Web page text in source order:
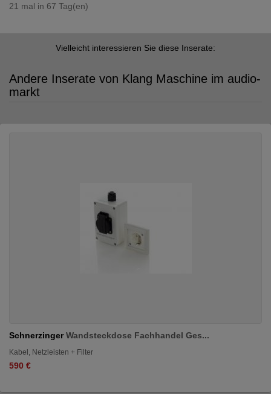
21 mal in 67 Tag(en)
Vielleicht interessieren Sie diese Inserate:
Andere Inserate von Klang Maschine im audio-
markt
SchnerzingerWandsteckdose Fachhandel Ges...
Kabel, Netzleisten + Filter
590 €